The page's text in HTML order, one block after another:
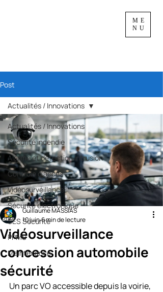
ME
NU
Post
Actualités / Innovations
Sécurité incendie
Alarme et détection intrusion
Contrôle d'accès
Vidéosurveillance
Sécurité électronique
SES Sécurité
PPMS
Maintenance
Actualités / Innovations
Vidéosurveillance
concession automobile
sécurité
Guillaume MASSIAS
10 juin6 min de lecture
Un parc VO accessible depuis la voirie,